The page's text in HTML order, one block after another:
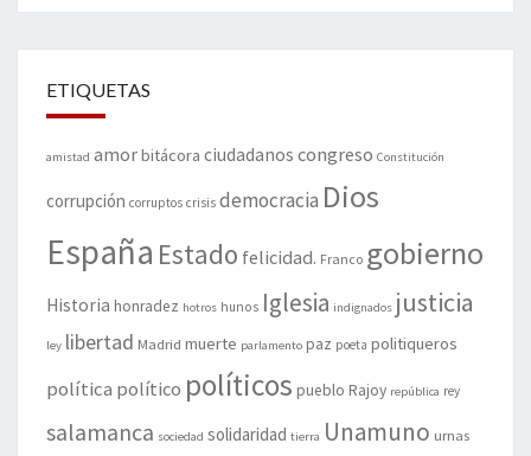
ETIQUETAS
amistad amorbitácora ciudadanos congreso Constitución
corrupción corruptos crisis democracia Dios
España Estado felicidad. Franco gobierno
Historia honradez hotros hunos Iglesia indignados justicia
ley libertad Madrid muerte parlamento paz poeta politiqueros
política político políticos pueblo Rajoy república rey
salamanca sociedad solidaridad tierra Unamuno urnas